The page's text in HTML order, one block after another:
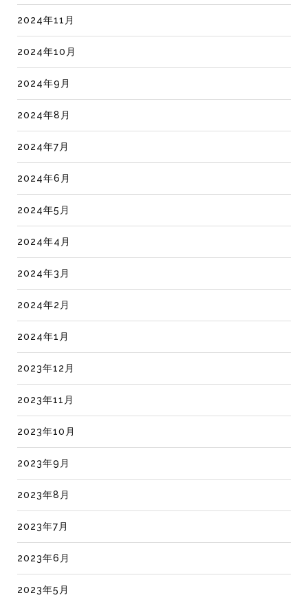
2024年11月
2024年10月
2024年9月
2024年8月
2024年7月
2024年6月
2024年5月
2024年4月
2024年3月
2024年2月
2024年1月
2023年12月
2023年11月
2023年10月
2023年9月
2023年8月
2023年7月
2023年6月
2023年5月